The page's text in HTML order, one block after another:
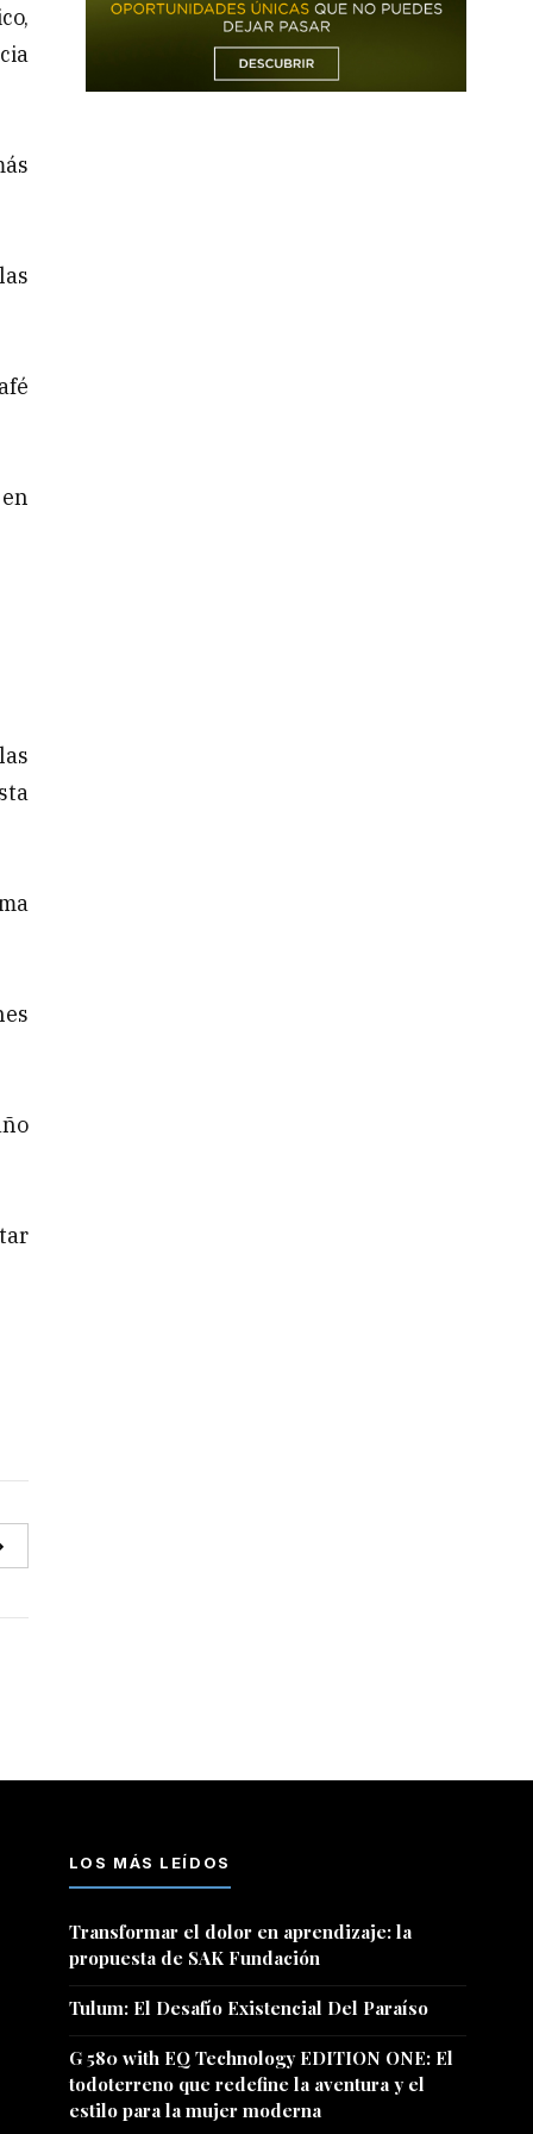
LOS MÁS LEÍDOS
Transformar el dolor en aprendizaje: la
propuesta de SAK Fundación
Tulum: El Desafío Existencial Del Paraíso
G 580 with EQ Technology EDITION ONE: El
todoterreno que redefine la aventura y el
estilo para la mujer moderna